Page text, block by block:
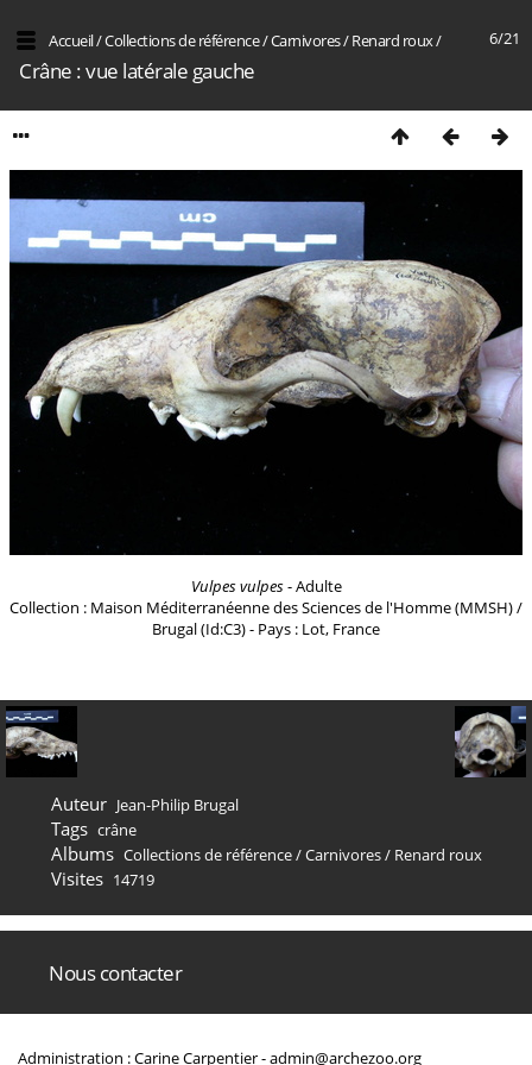
6/21
Accueil/Collections de référence/Carnivores/Renard roux/
Crâne : vue latérale gauche
Vulpes vulpes- Adulte
Collection : Maison Méditerranéenne des Sciences de l'Homme (MMSH) /
Brugal (Id:C3) - Pays : Lot, France
Auteur Jean-Philip Brugal
Tags crâne
Albums Collections de référence/Carnivores/ Renard roux
Visites 14719
Nous contacter
Administration : Carine Carpentier -admin@archezoo.org